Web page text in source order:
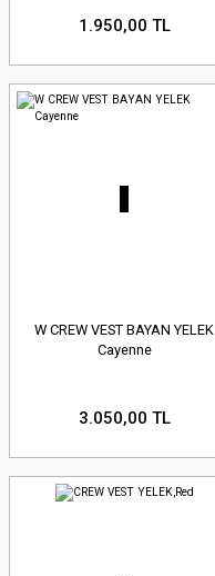
1.950,00 TL
W CREW VEST BAYAN YELEK
Cayenne
3.050,00 TL